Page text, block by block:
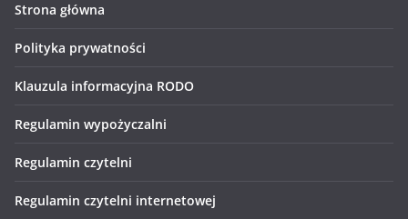
Strona główna
Polityka prywatności
Klauzula informacyjna RODO
Regulamin wypożyczalni
Regulamin czytelni
Regulamin czytelni internetowej